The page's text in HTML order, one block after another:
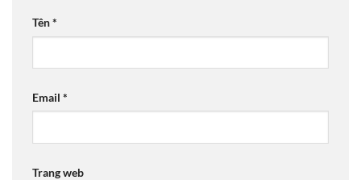
Tên*
Email *
Trang web